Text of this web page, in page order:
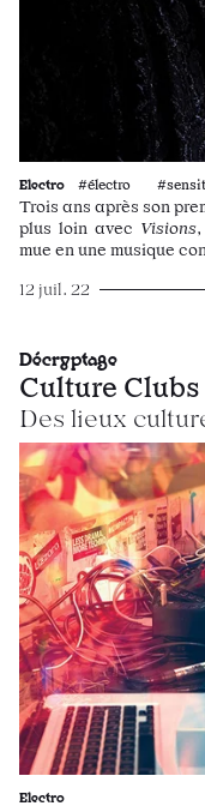
Electro #électro
Trois ans après son
plus loin avec Visions,
mue en une musique
12 juil. 22
Décryptage
Culture Clubs
Des lieux
Electro